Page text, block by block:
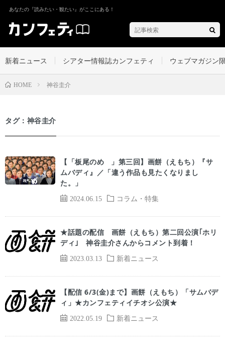
あなたの『読みたい・観たい』がここにある！
新着ニュース シアター情報誌カンフェティ ウェブマガジン
HOME 神谷圭介
タグ：神谷圭介
2024.06.15 コラム・特集
【「板尾のめ゙」第三回】画餅（えもち）『サ
ムバディ』／「違う作品も見たくなりまし
た。」
2023.03.13 新着ニュース
★話題の配信 画餅（えもち）第二回公演｢ホリ
ディ｣ 神谷圭介さんからコメント到着！
2022.05.19 新着ニュース
【配信 6/3(金)まで】画餅（えもち）「サムバデ
ィ」★カンフェティイチオシ公演★